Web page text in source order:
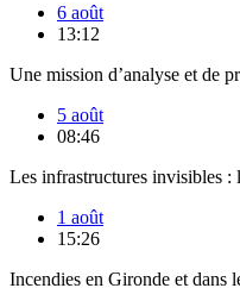
6 août
13:12
Une mission d’analyse et de
5 août
08:46
Les infrastructures invisibles :
1 août
15:26
Incendies en Gironde et dans